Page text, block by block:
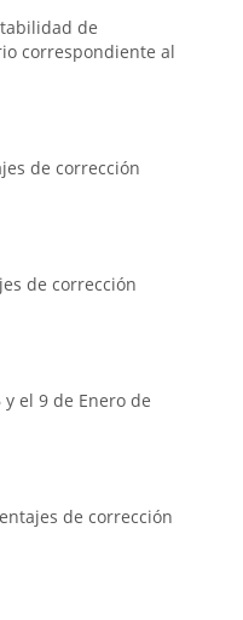
de
correspondiente al
de corrección
de corrección
el 9 de Enero de
de corrección